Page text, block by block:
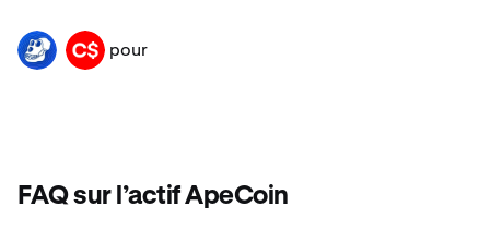
APE CAD pour
FAQ sur l’actif ApeCoin